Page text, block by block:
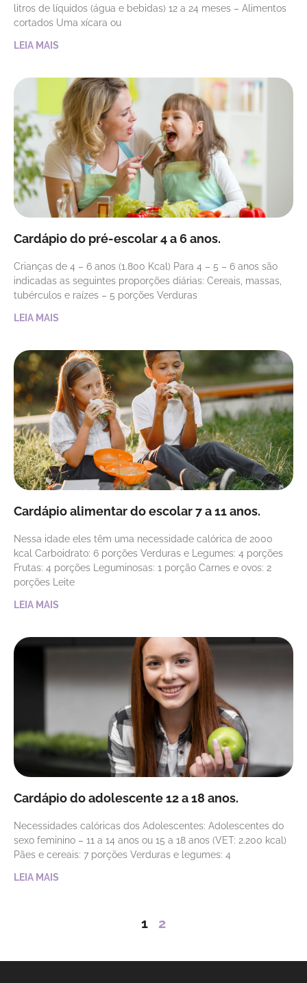
litros de líquidos (água e bebidas) 12 a 24 meses – Alimentos
cortados Uma xícara ou
LEIA MAIS
Cardápio do pré-escolar 4 a 6 anos.
Crianças de 4 – 6 anos (1.800 Kcal) Para 4 – 5 – 6 anos são
indicadas as seguintes proporções diárias: Cereais, massas,
tubérculos e raízes – 5 porções Verduras
LEIA MAIS
Cardápio alimentar do escolar 7 a 11 anos.
Nessa idade eles têm uma necessidade calórica de 2000
kcal Carboidrato: 6 porções Verduras e Legumes: 4 porções
Frutas: 4 porções Leguminosas: 1 porção Carnes e ovos: 2
porções Leite
LEIA MAIS
Cardápio do adolescente 12 a 18 anos.
Necessidades calóricas dos Adolescentes: Adolescentes do
sexo feminino – 11 a 14 anos ou 15 a 18 anos (VET: 2.200 kcal)
Pães e cereais: 7 porções Verduras e legumes: 4
LEIA MAIS
1 2